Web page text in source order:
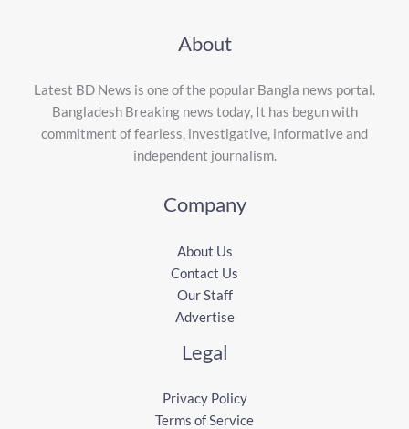
About
Latest BD News is one of the popular Bangla news portal.
Bangladesh Breaking news today, It has begun with
commitment of fearless, investigative, informative and
independent journalism.
Company
About Us
Contact Us
Our Staff
Advertise
Legal
Privacy Policy
Terms of Service